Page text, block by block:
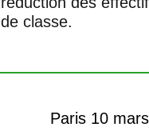
de classe.
Paris 10